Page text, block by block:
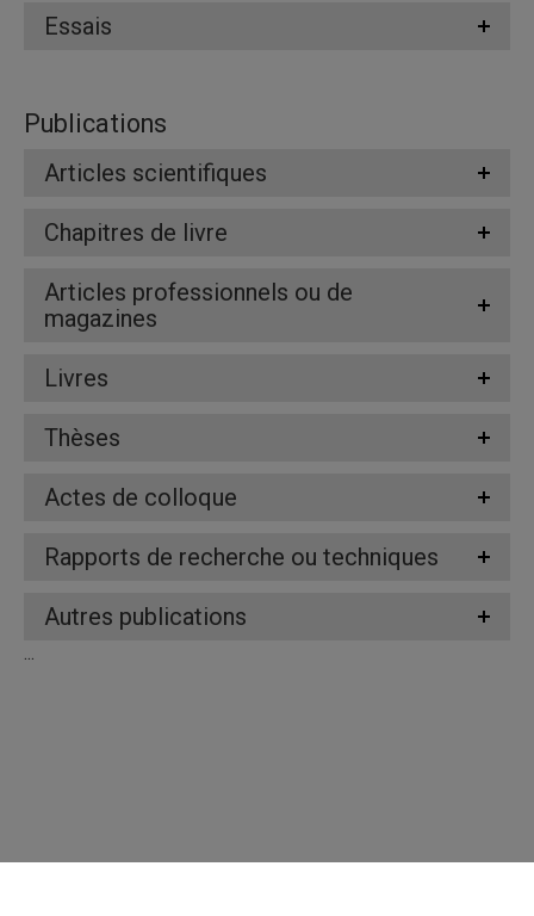
Essais
Publications
Articles scientifiques
Chapitres de livre
Articles professionnels ou de
magazines
Livres
Thèses
Actes de colloque
Rapports de recherche ou techniques
Autres publications
...